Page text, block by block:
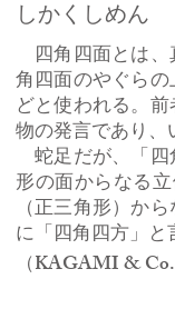
しかくしめん
四角四面とは
角四面のやぐら
どと使われる。
物の発言であり、
蛇足だが、「
形の面からなる
（正三角形）か
に「四角四方」と
（KAGAMI & Co.